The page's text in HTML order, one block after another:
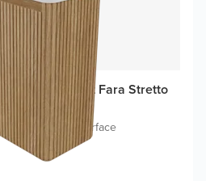
WC Möbel mit Fara Stretto
Matte Solid Surface